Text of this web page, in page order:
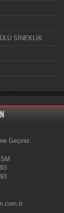
SİNEKLİK
Geçiniz.